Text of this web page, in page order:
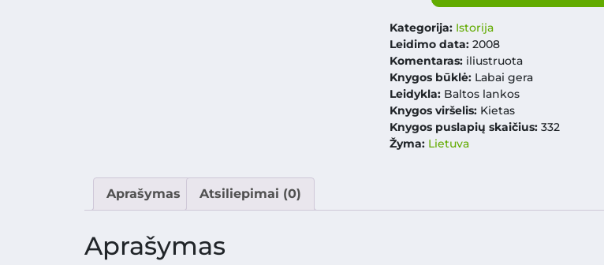
Kategorija: Istorija
Leidimo data:2008
Komentaras: iliustruota
Knygos būklė: Labai gera
Leidykla:Baltos lankos
Knygos viršelis: Kietas
Knygos puslapių skaičius: 332
Žyma: Lietuva
Aprašymas Atsiliepimai (0)
Aprašymas